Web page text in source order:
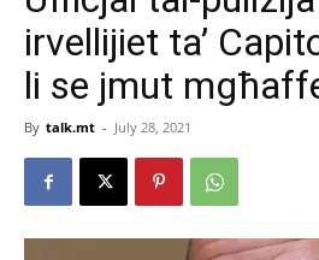
irvellijiet ta’
li se jmut
By talk.mt - July 28, 2021